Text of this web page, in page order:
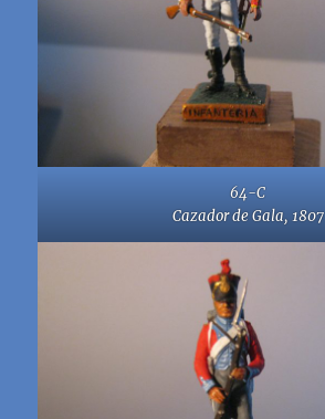
64-C
Cazador de Gala, 1807